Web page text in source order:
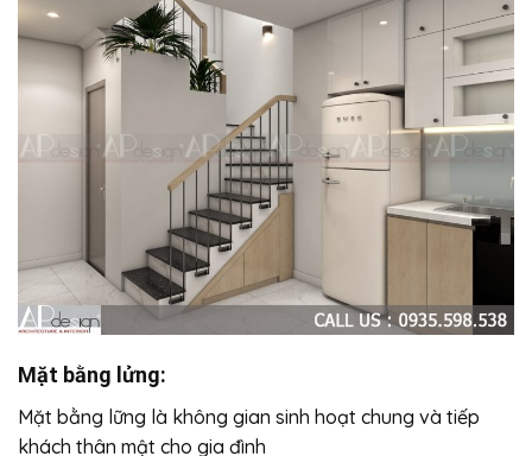
Mặt bằng lửng:
Mặt bằng lững là không gian sinh hoạt chung và tiếp
khách thân mật cho gia đình